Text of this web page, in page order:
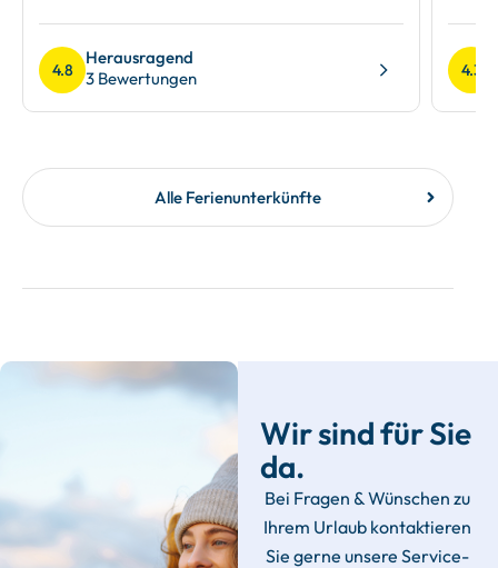
4.8
Herausragend
3 Bewertungen
4.3
Alle Ferienunterkünfte
Wir sind für Sie
da.
Bei Fragen & Wünschen zu
Ihrem Urlaub kontaktieren
Sie gerne unsere Service-